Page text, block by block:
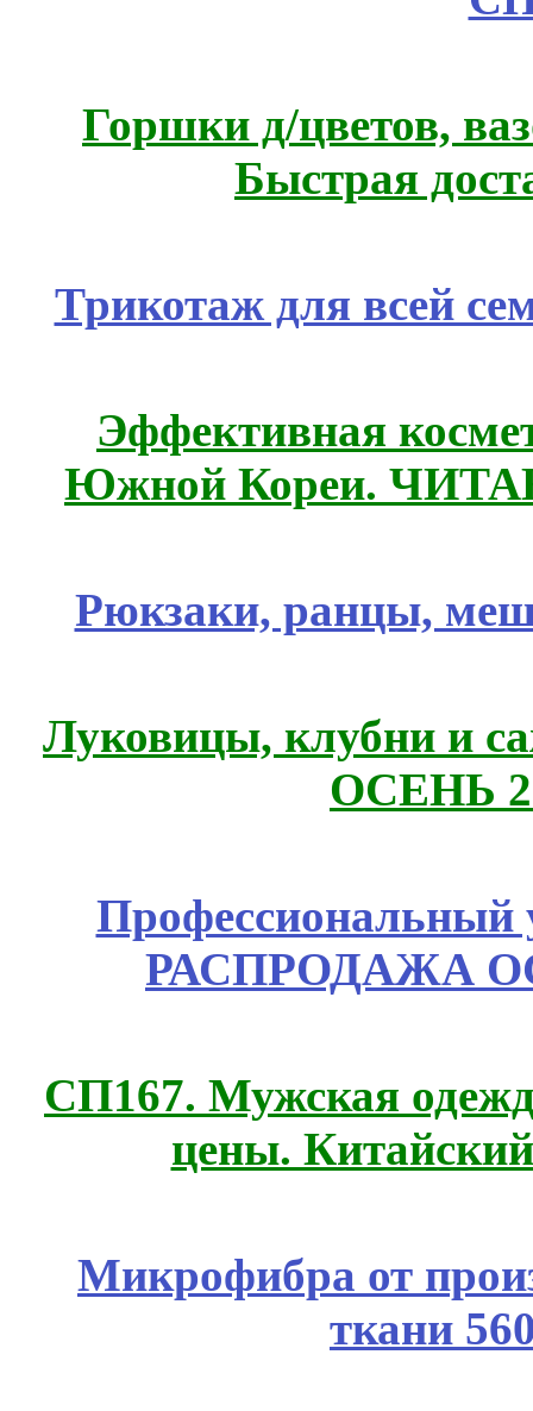
Горшки д/цветов,
Быстрая
Трикотаж для всей
Эффективная
Южной Кореи.
Рюкзаки, ранцы,
Луковицы, клубни и
ОСЕНЬ
Профессиональный
РАСПРОДАЖА
СП167. Мужская
цены.
Микрофибра от
ткани